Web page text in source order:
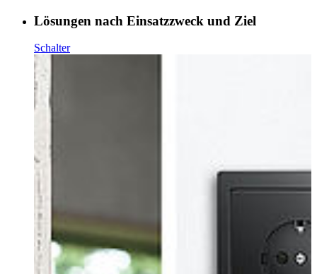
Lösungen nach Einsatzzweck und Ziel
Schalter